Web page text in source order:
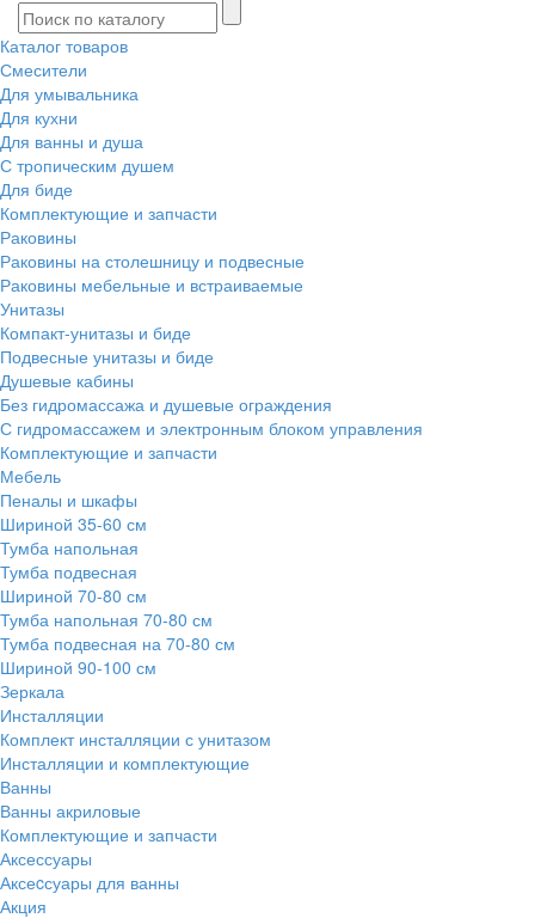
Каталог товаров
Смесители
Для умывальника
Для кухни
Для ванны и душа
С тропическим душем
Для биде
Комплектующие и запчасти
Раковины
Раковины на столешницу и подвесные
Раковины мебельные и встраиваемые
Унитазы
Компакт-унитазы и биде
Подвесные унитазы и биде
Душевые кабины
Без гидромассажа и душевые ограждения
С гидромассажем и электронным блоком управления
Комплектующие и запчасти
Мебель
Пеналы и шкафы
Шириной 35-60 см
Тумба напольная
Тумба подвесная
Шириной 70-80 см
Тумба напольная 70-80 см
Тумба подвесная на 70-80 см
Шириной 90-100 см
Зеркала
Инсталляции
Комплект инсталляции с унитазом
Инсталляции и комплектующие
Ванны
Ванны акриловые
Комплектующие и запчасти
Аксессуары
Аксеcсуары для ванны
Акция